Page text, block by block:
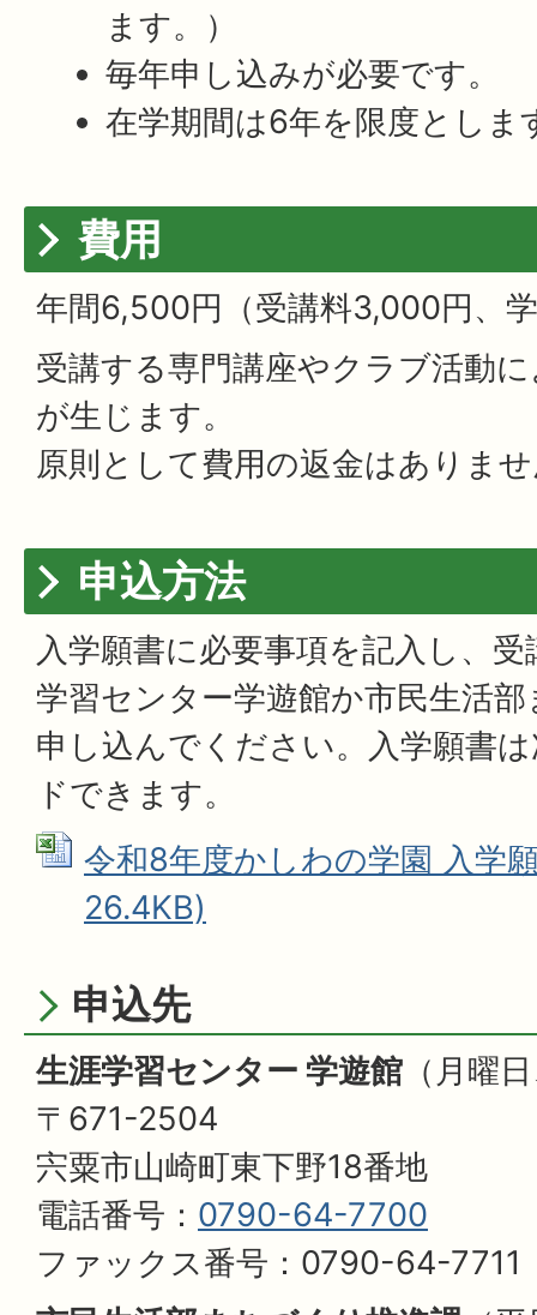
ます。）
毎年申し込みが必要です。
在学期間は6年を限度としま
費用
年間6,500円（受講料3,000円、
受講する専門講座やクラブ活動
が生じます。
原則として費用の返金はありま
申込方法
入学願書に必要事項を記入し、
学習センター学遊館か市民生活
申し込んでください。入学願書
ドできます。
令和8年度かしわの学園 入学
26.4KB)
申込先
生涯学習センター 学遊館 （月曜
〒671-2504
宍粟市山崎町東下野18番地
電話番号： 0790-64-7700
ファックス番号：0790-64-7711